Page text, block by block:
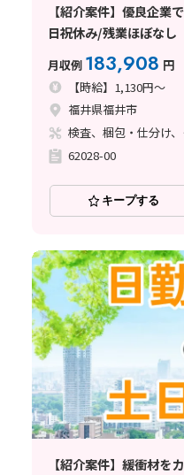
【紹介案件】優良企業
日祝休み/残業ほぼなし
月収例 183,908 円
【時給】1,130円～
福井県福井市
検査、梱包・仕分け
62028-00
キープする
【紹介案件】緩衝材を